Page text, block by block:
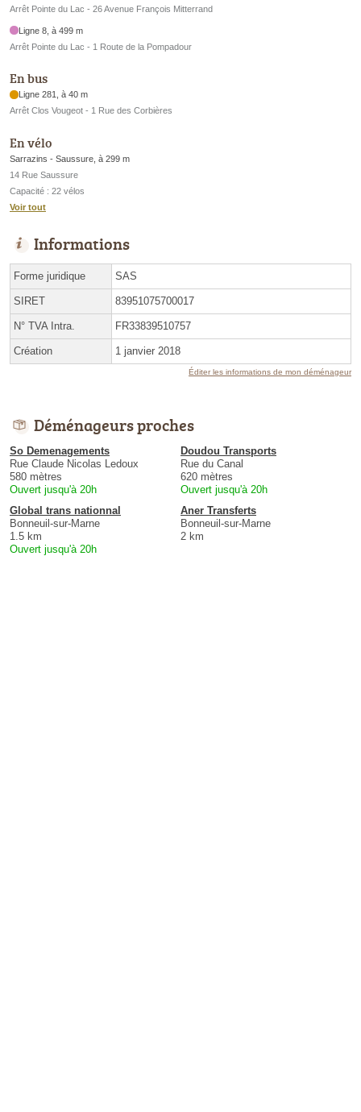
Arrêt Pointe du Lac - 26 Avenue François Mitterrand
Ligne 8, à 499 m
Arrêt Pointe du Lac - 1 Route de la Pompadour
En bus
Ligne 281, à 40 m
Arrêt Clos Vougeot - 1 Rue des Corbières
En vélo
Sarrazins - Saussure, à 299 m
14 Rue Saussure
Capacité : 22 vélos
Voir tout
Informations
Forme juridique SAS
SIRET 83951075700017
N° TVA Intra. FR33839510757
Création 1 janvier 2018
Éditer les informations de mon déménageur
Déménageurs proches
So Demenagements
Rue Claude Nicolas Ledoux
580 mètres
Ouvert jusqu'à 20h
Doudou Transports
Rue du Canal
620 mètres
Ouvert jusqu'à 20h
Global trans nationnal
Bonneuil-sur-Marne
1.5 km
Ouvert jusqu'à 20h
Aner Transferts
Bonneuil-sur-Marne
2 km